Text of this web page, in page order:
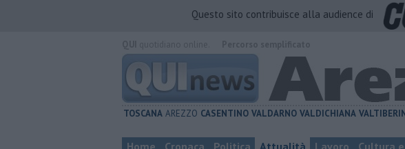
Questo sito contribuisce alla audience di
TOSCANA AREZZO CASENTINO VALDARNO VALDICHIANA
Home Cronaca Politica Attualità Lavoro Cultura